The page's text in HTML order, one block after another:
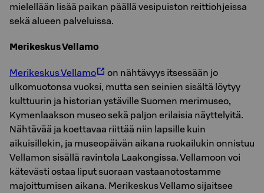
mielellään lisää paikan päällä vesipuiston reittiohjeissa
sekä alueen palveluissa.
Merikeskus Vellamo
Merikeskus Vellamo
on nähtävyys itsessään jo
ulkomuotonsa vuoksi, mutta sen seinien sisältä löytyy
kulttuurin ja historian ystäville Suomen merimuseo,
Kymenlaakson museo sekä paljon erilaisia näyttelyitä.
Nähtävää ja koettavaa riittää niin lapsille kuin
aikuisillekin, ja museopäivän aikana ruokailukin onnistuu
Vellamon sisällä ravintola Laakongissa. Vellamoon voi
kätevästi ostaa liput suoraan vastaanotostamme
majoittumisen aikana. Merikeskus Vellamo sijaitsee